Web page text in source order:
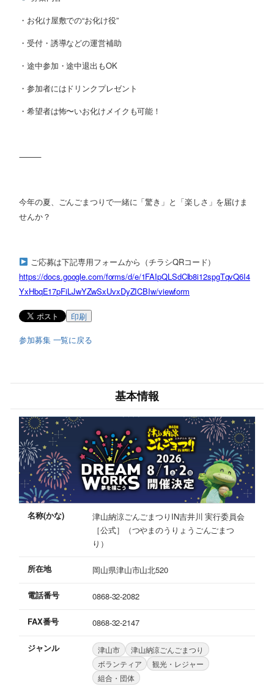
・お化け屋敷での“お化け役”
・受付・誘導などの運営補助
・途中参加・途中退出もOK
・参加者にはドリンクプレゼント
・希望者は怖〜いお化けメイクも可能！
⸻
今年の夏、ごんごまつりで一緒に「驚き」と「楽しさ」を届けま
せんか？
ご応募は下記専用フォームから（チラシQRコード）
https://docs.google.com/forms/d/e/1FAIpQLSdClb8i12spgTqvQ6I4
YxHbqE17pFiLJwYZwSxUvxDyZICBIw/viewform
印刷
参加募集 一覧に戻る
基本情報
名称(かな)
津山納涼ごんごまつりIN吉井川 実行委員会
［公式］（つやまのうりょうごんごまつ
り）
所在地 岡山県津山市山北520
電話番号 0868-32-2082
FAX番号 0868-32-2147
ジャンル 津山市
津山納涼ごんごまつり
ボランティア
観光・レジャー
組合・団体